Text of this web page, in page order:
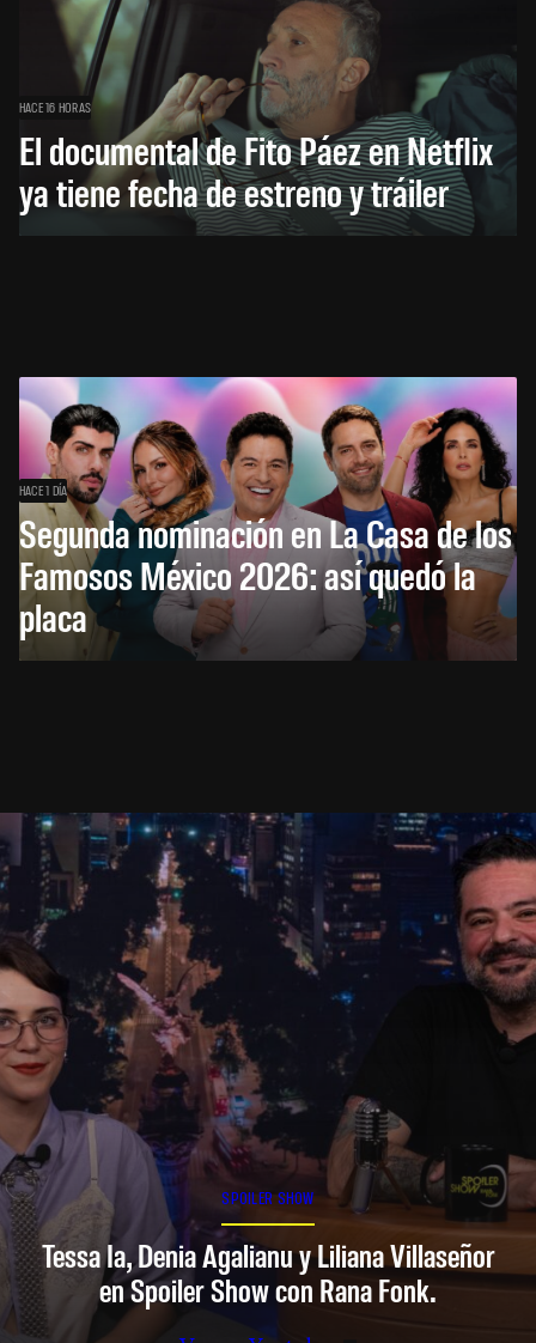
HACE 16 HORAS
El documental de Fito Páez en Netflix
ya tiene fecha de estreno y tráiler
HACE 1 DÍA
Segunda nominación en La Casa de los
Famosos México 2026: así quedó la
placa
SPOILER SHOW
Tessa Ia, Denia Agalianu y Liliana Villaseñor
en Spoiler Show con Rana Fonk.